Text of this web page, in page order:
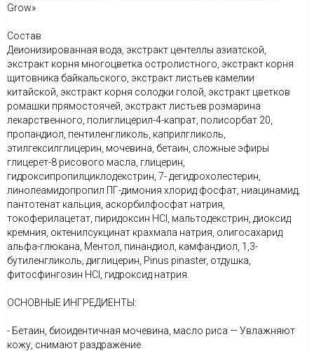
Grow»
Состав
Деионизированная вода, экстракт центеллы азиатской,
экстракт корня многоцветка остролистного, экстракт корня
щитовника байкальского, экстракт листьев камелии
китайской, экстракт корня солодки голой, экстракт цветков
ромашки прямостоячей, экстракт листьев розмарина
лекарственного, полиглицерил-4-капрат, полисорбат 20,
пропандиол, пентиленгликоль, каприлгликоль,
этилгексилглицерин, мочевина, бетаин, сложные эфиры
глицерет-8 рисового масла, глицерин,
гидроксипропилциклодекстрин, 7- дегидрохолестерин,
линолеамидопропил ПГ-димония хлорид фосфат, ниацинамид,
пантотенат кальция, аскорбилфосфат натрия,
токоферилацетат, пиридоксин HCl, мальтодекстрин, диоксид
кремния, октенилсукцинат крахмала натрия, олигосахарид
альфа-глюкана, Ментол, пинандиол, камфандиол, 1,3-
бутиленгликоль, диглицерин, Pinus pinaster, отдушка,
фитосфингозин HCl, гидроксид натрия.
ОСНОВНЫЕ ИНГРЕДИЕНТЫ:
- Бетаин, биоидентичная мочевина, масло риса — Увлажняют
кожу, снимают раздражение